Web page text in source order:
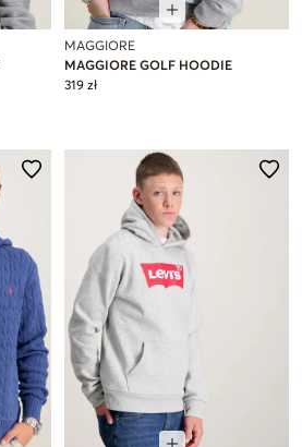
MAGGIORE
MAGGIORE GOLF HOODIE
319 zł